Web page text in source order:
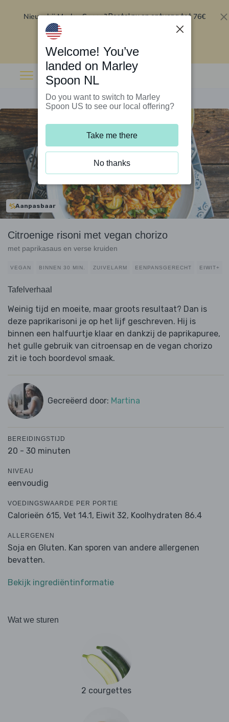
Nieuw bij Marley Spoon?Bestel nu en ontvang tot 76€
Aanpasbaar
Citroenige risoni met vegan chorizo
met paprikasaus en verse kruiden
VEGAN BINNEN 30 MIN. ZUIVELARM EENPANSGERECHT EIWIT+
Tafelverhaal
Weinig tijd en moeite, maar groots resultaat? Dan is
deze paprikarisoni je op het lijf geschreven. Hij is
binnen een halfuurtje klaar en dankzij de paprikapuree,
het gulle gebruik van citroensap en de vegan chorizo
zit ie toch boordevol smaak.
Gecreëerd door: Martina
BEREIDINGSTIJD
20 - 30 minuten
NIVEAU
eenvoudig
VOEDINGSWAARDE PER PORTIE
Calorieën 615, Vet 14.1, Eiwit 32, Koolhydraten 86.4
ALLERGENEN
Soja en Gluten. Kan sporen van andere allergenen
bevatten.
Bekijk ingrediëntinformatie
Wat we sturen
2 courgettes
Welcome! You’ve
landed on Marley
Spoon NL
Do you want to switch to Marley
Spoon US to see our local offering?
Take me there
No thanks